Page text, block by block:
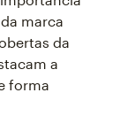
marca
da
a
forma